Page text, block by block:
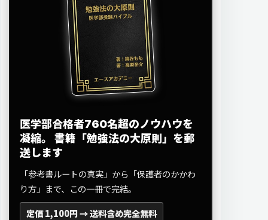
医学部合格者760名超のノウハウを
凝縮。 書籍「勉強法の大原則」を郵
送します
「参考書ルートの真実」から「保護者のかかわ
り方」まで、この一冊で完結。
定価 1,100円 →送料含め完全無料